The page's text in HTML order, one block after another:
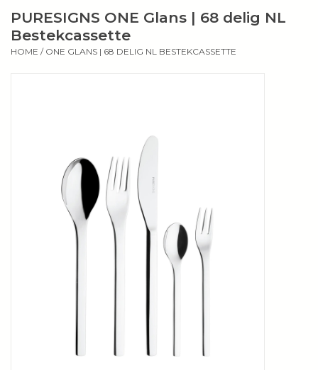
Bestek
Apparatuur
Aanbiedingen ✅
PURESIGNS ONE Glans | 68 delig NL
Bestekcassette
HOME / ONE GLANS | 68 DELIG NL BESTEKCASSETTE